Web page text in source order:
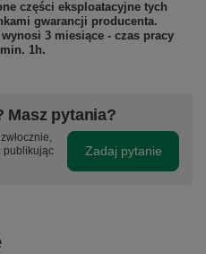
części eksploatacyjne tych
gwarancji producenta.
3 miesiące - czas pracy
1h.
Masz pytania?
publikując
Zadaj pytanie